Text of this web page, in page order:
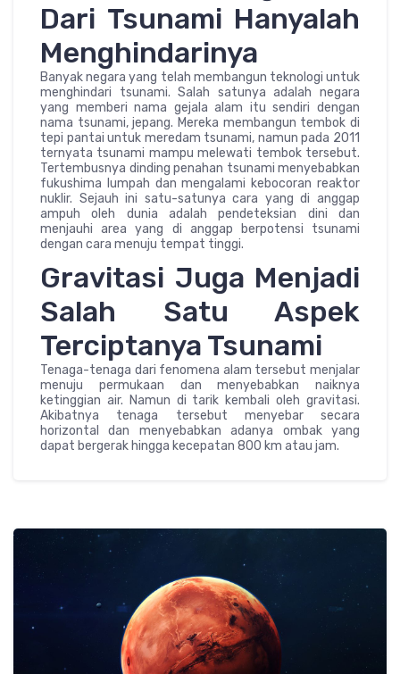
Dari Tsunami Hanyalah
Menghindarinya
Banyak negara yang telah membangun teknologi untuk
menghindari tsunami. Salah satunya adalah negara
yang memberi nama gejala alam itu sendiri dengan
nama tsunami, jepang. Mereka membangun tembok di
tepi pantai untuk meredam tsunami, namun pada 2011
ternyata tsunami mampu melewati tembok tersebut.
Tertembusnya dinding penahan tsunami menyebabkan
fukushima lumpah dan mengalami kebocoran reaktor
nuklir. Sejauh ini satu-satunya cara yang di anggap
ampuh oleh dunia adalah pendeteksian dini dan
menjauhi area yang di anggap berpotensi tsunami
dengan cara menuju tempat tinggi.
Gravitasi Juga Menjadi
Salah Satu Aspek
Terciptanya Tsunami
Tenaga-tenaga dari fenomena alam tersebut menjalar
menuju permukaan dan menyebabkan naiknya
ketinggian air. Namun di tarik kembali oleh gravitasi.
Akibatnya tenaga tersebut menyebar secara
horizontal dan menyebabkan adanya ombak yang
dapat bergerak hingga kecepatan 800 km atau jam.